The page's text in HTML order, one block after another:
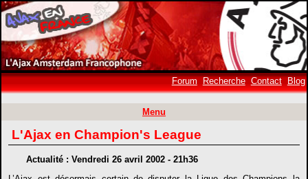
Forum Recherche Contact Blog
Menu
L'Ajax en Champion's League
Actualité : Vendredi 26 avril 2002 - 21h36